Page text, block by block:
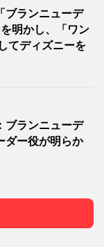
ブランニューデ
明かし、「ワン
てディズニーを
ブランニューデ
ダー役が明らか